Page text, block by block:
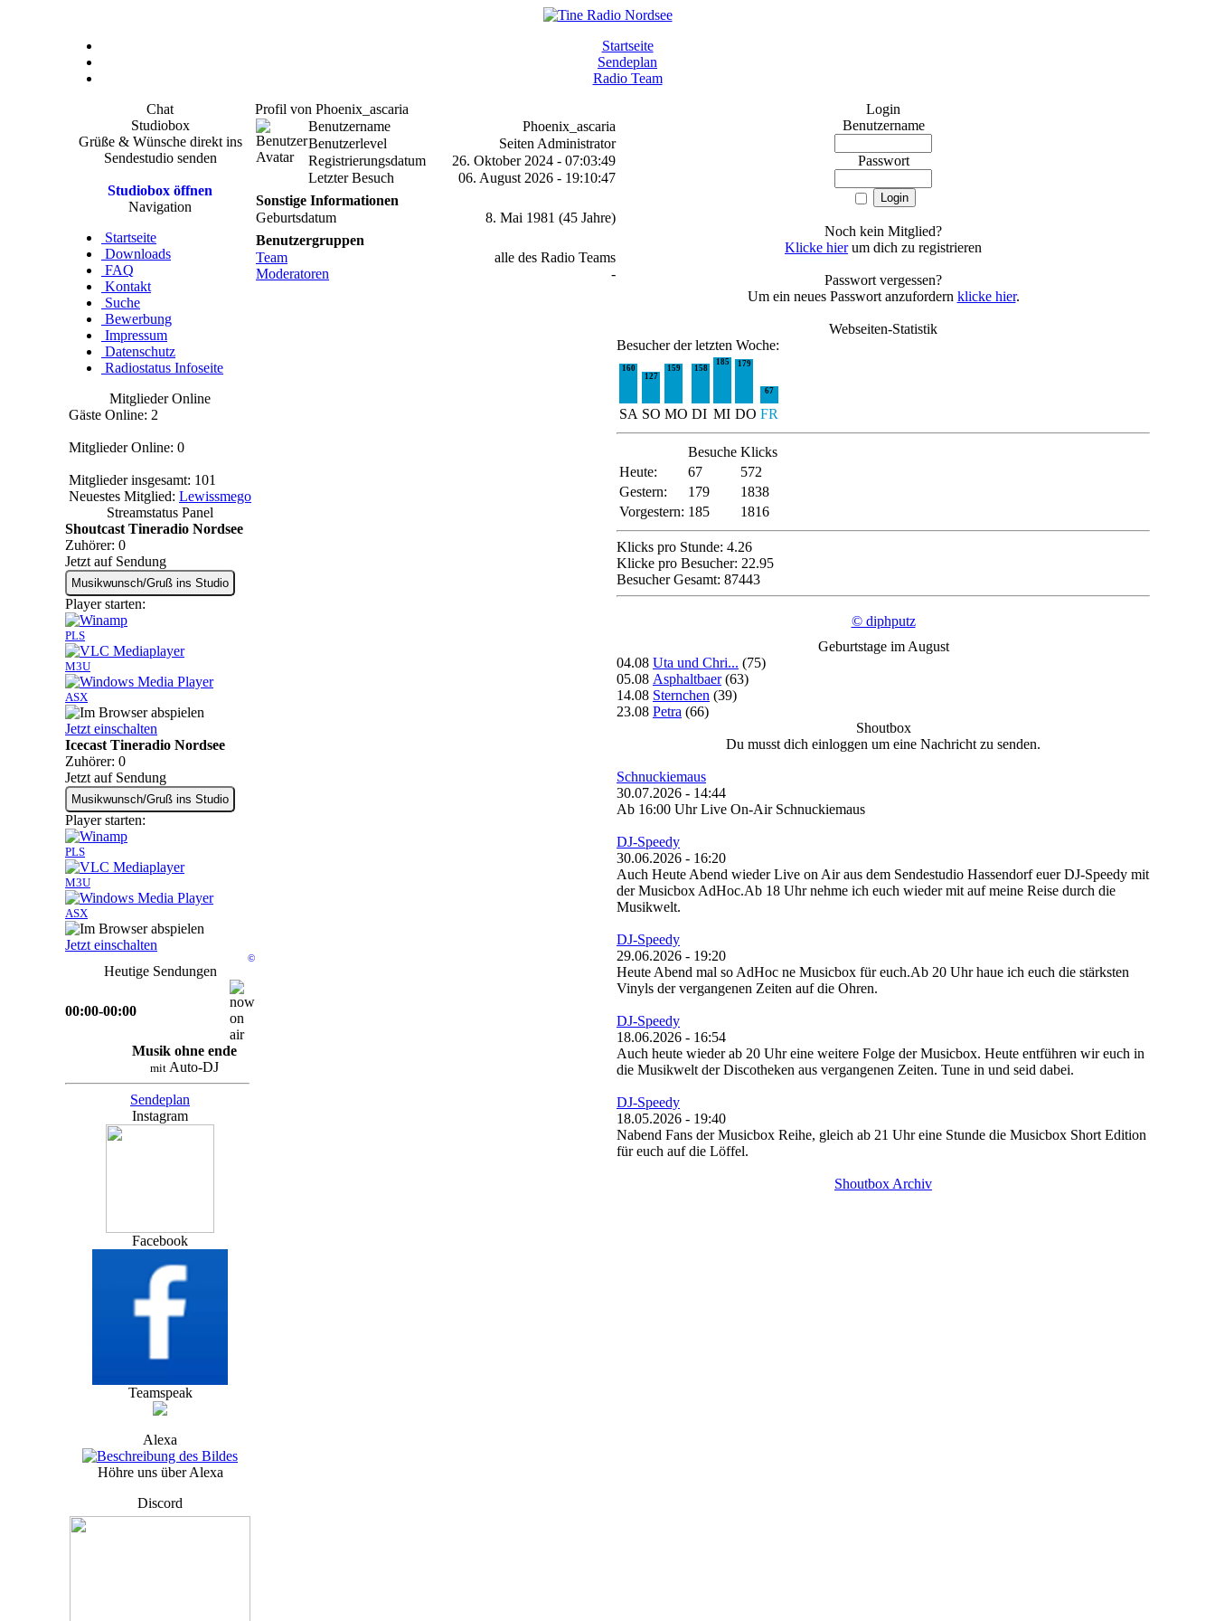
Startseite
Sendeplan
Radio Team
Chat
Studiobox
Grüße & Wünsche direkt ins
Sendestudio senden
Studiobox öffnen
Navigation
Startseite
Downloads
FAQ
Kontakt
Suche
Bewerbung
Impressum
Datenschutz
Radiostatus Infoseite
Mitglieder Online
Gäste Online: 2
Mitglieder Online: 0
Mitglieder insgesamt: 101
Neuestes Mitglied: Lewissmego
Streamstatus Panel
Shoutcast Tineradio Nordsee
Zuhörer: 0
Jetzt auf Sendung
Musikwunsch/Gruß ins Studio
Player starten:
PLS
M3U
ASX
Jetzt einschalten
Icecast Tineradio Nordsee
Zuhörer: 0
Jetzt auf Sendung
Musikwunsch/Gruß ins Studio
Player starten:
PLS
M3U
ASX
Jetzt einschalten
©
Heutige Sendungen
00:00-00:00
Musik ohne ende
mit Auto-DJ
Sendeplan
Instagram
Facebook
Teamspeak
Alexa
Höhre uns über Alexa
Discord
Profil von Phoenix_ascaria
Benutzername
Phoenix_ascaria
Benutzerlevel
Seiten Administrator
Registrierungsdatum
26. Oktober 2024 - 07:03:49
Letzter Besuch
06. August 2026 - 19:10:47
Sonstige Informationen
Geburtsdatum
8. Mai 1981 (45 Jahre)
Benutzergruppen
Team
alle des Radio Teams
Moderatoren
-
Login
Benutzername
Passwort
Noch kein Mitglied?
Klicke hierum dich zu registrieren
Passwort vergessen?
Um ein neues Passwort anzufordern klicke hier.
Webseiten-Statistik
Besucher der letzten Woche:
160
127
159 158
185 179
67
SA SO MO DI MI DO FR
Besuche Klicks
Heute:
67
572
Gestern:
179
1838
Vorgestern: 185 1816
Klicks pro Stunde: 4.26
Klicke pro Besucher: 22.95
Besucher Gesamt: 87443
© diphputz
Geburtstage im August
04.08 Uta und Chri... (75)
05.08 Asphaltbaer(63)
14.08 Sternchen (39)
23.08 Petra (66)
Shoutbox
Du musst dich einloggen um eine Nachricht zu senden.
Schnuckiemaus
30.07.2026 - 14:44
Ab 16:00 Uhr Live On-Air Schnuckiemaus
DJ-Speedy
30.06.2026 - 16:20
Auch Heute Abend wieder Live on Air aus dem Sendestudio Hassendorf euer DJ-Speedy mit
der Musicbox AdHoc.Ab 18 Uhr nehme ich euch wieder mit auf meine Reise durch die
Musikwelt.
DJ-Speedy
29.06.2026 - 19:20
Heute Abend mal so AdHoc ne Musicbox für euch.Ab 20 Uhr haue ich euch die stärksten
Vinyls der vergangenen Zeiten auf die Ohren.
DJ-Speedy
18.06.2026 - 16:54
Auch heute wieder ab 20 Uhr eine weitere Folge der Musicbox. Heute entführen wir euch in
die Musikwelt der Discotheken aus vergangenen Zeiten. Tune in und seid dabei.
DJ-Speedy
18.05.2026 - 19:40
Nabend Fans der Musicbox Reihe, gleich ab 21 Uhr eine Stunde die Musicbox Short Edition
für euch auf die Löffel.
Shoutbox Archiv